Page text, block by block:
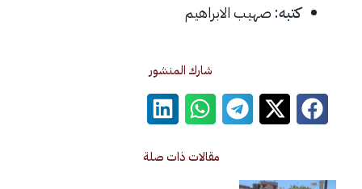
صهيب الابراهيم
شارك المنشور
مقالات ذات صلة